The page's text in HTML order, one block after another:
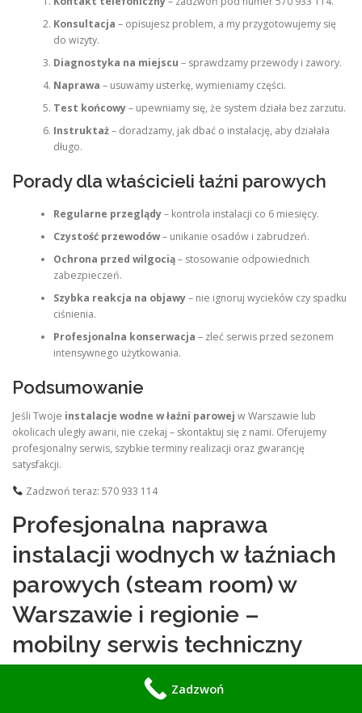
Konsultacja – opisujesz problem, a my przygotowujemy się
do wizyty.
Diagnostyka na miejscu – sprawdzamy przewody i zawory.
Naprawa – usuwamy usterkę, wymieniamy części.
Test końcowy– upewniamy się, że system działa bez zarzutu.
Instruktaż– doradzamy, jak dbać o instalację, aby działała
długo.
Porady dla właścicieli łaźni parowych
Regularne przeglądy– kontrola instalacji co 6 miesięcy.
Czystość przewodów– unikanie osadów i zabrudzeń.
Ochrona przed wilgocią– stosowanie odpowiednich
zabezpieczeń.
Szybka reakcja na objawy– nie ignoruj wycieków czy spadku
ciśnienia.
Profesjonalna konserwacja – zleć serwis przed sezonem
intensywnego użytkowania.
Podsumowanie
Jeśli Twoje instalacje wodne w łaźni parowej w Warszawie lub
okolicach uległy awarii, nie czekaj – skontaktuj się z nami. Oferujemy
profesjonalny serwis, szybkie terminy realizacji oraz gwarancję
satysfakcji.
Zadzwoń teraz: 570 933 114
Profesjonalna naprawa
instalacji wodnych w łaźniach
parowych (steam room) w
Warszawie i regionie –
mobilny serwis techniczny
Instalacja wodna w łaźni parowej (steam room) to jeden z najbardziej
obciążonych i jednocześnie najbardziej wrażliwych systemów całej
Zadzwoń